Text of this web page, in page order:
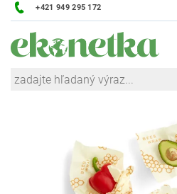
+421 949 295 172